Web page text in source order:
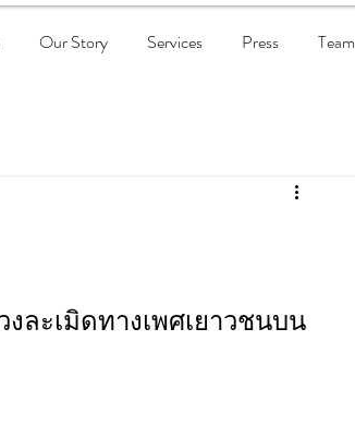
Our Story Services Press Team